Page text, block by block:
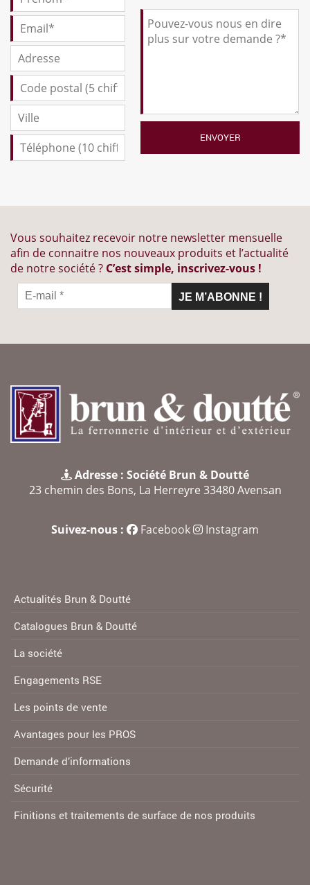
Vous souhaitez recevoir notre newsletter mensuelle
afin de connaitre nos nouveaux produits et l’actualité
de notre société ? C’est simple, inscrivez-vous !
Adresse : Société Brun & Doutté
23 chemin des Bons, La Herreyre 33480 Avensan
Suivez-nous : Facebook Instagram
Actualités Brun & Doutté
Catalogues Brun & Doutté
La société
Engagements RSE
Les points de vente
Avantages pour les PROS
Demande d’informations
Sécurité
Finitions et traitements de surface de nos produits